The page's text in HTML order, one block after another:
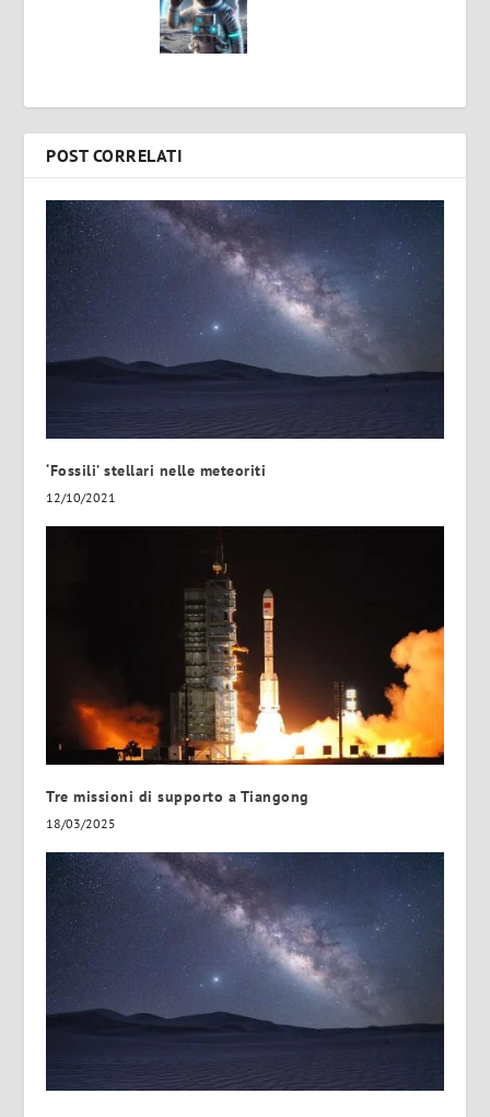
POST CORRELATI
‘Fossili’ stellari nelle meteoriti
12/10/2021
Tre missioni di supporto a Tiangong
18/03/2025